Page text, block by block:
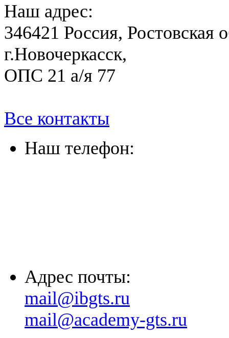
Наш адрес:
346421 Россия, Ростовская
г.Новочеркасск,
ОПС 21 а/я 77
Все контакты
Наш телефон:
Адрес почты:
mail@ibgts.ru
mail@academy-gts.ru